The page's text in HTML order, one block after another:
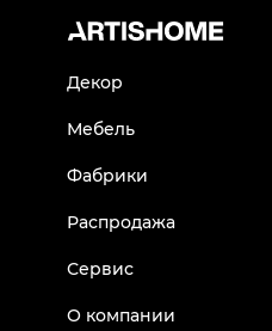
Декор
Мебель
Фабрики
Распродажа
Сервис
О компании